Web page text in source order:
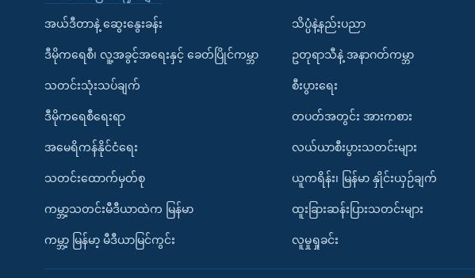
အယ်ဒီတာနဲ့ ဆွေးနွေးခန်း
ဒီမိုကရေစီ၊ လူ့အခွင့်အရေးနှင့် ခေတ်ပြိုင်ကမ္ဘာ
သတင်းသုံးသပ်ချက်
ဒီမိုကရေစီရေးရာ
အမေရိကန်နိုင်ငံရေး
သတင်းထောက်မှတ်စု
ကမ္ဘာ့သတင်းမီဒီယာထဲက မြန်မာ
ကမ္ဘာ့ မြန်မာ့ မီဒီယာမြင်ကွင်း
သိပ္ပံနဲ့နည်းပညာ
ဥတုရာသီနဲ့ အနာဂတ်ကမ္ဘာ
စီးပွားရေး
တပတ်အတွင်း အားကစား
လယ်ယာစီးပွားသတင်းများ
ယူကရိန်း၊ မြန်မာ နှိုင်းယှဉ်ချက်
ထူးခြားဆန်းပြားသတင်းများ
လူမှုရှုခင်း